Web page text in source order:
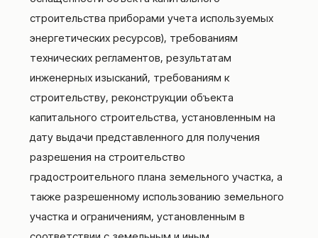
строительства приборами учета используемых
энергетических ресурсов), требованиям
технических регламентов, результатам
инженерных изысканий, требованиям к
строительству, реконструкции объекта
капитального строительства, установленным на
дату выдачи представленного для получения
разрешения на строительство
градостроительного плана земельного участка, а
также разрешенному использованию земельного
участка и ограничениям, установленным в